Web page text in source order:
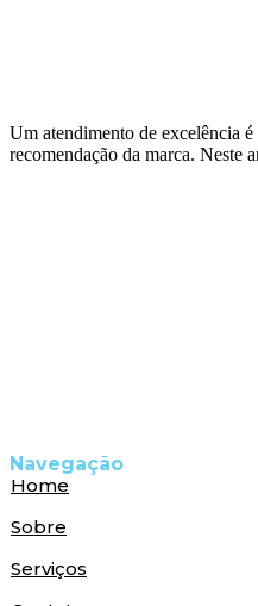
Um atendimento de excelência
recomendação da marca. Neste
Navegação
Home
Sobre
Serviços